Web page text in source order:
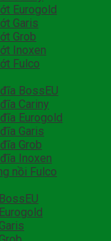
Eurogold
Garis
Grob
Inoxen
Fulco
BossEU
Cariny
Eurogold
Garis
Grob
Inoxen
nồi Fulco